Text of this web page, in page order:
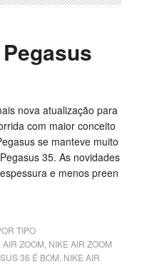
nova atualização para
com maior conceito
se manteve muito
35. As novidades
e menos preen
TIPO
AIR ZOOM NIKE AIR ZOOM
36 É BOM NIKE AIR